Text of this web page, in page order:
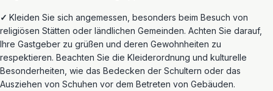
✓ Kleiden Sie sich angemessen, besonders beim Besuch von
religiösen Stätten oder ländlichen Gemeinden. Achten Sie darauf,
Ihre Gastgeber zu grüßen und deren Gewohnheiten zu
respektieren. Beachten Sie die Kleiderordnung und kulturelle
Besonderheiten , wie das Bedecken der Schultern oder das
Ausziehen von Schuhen vor dem Betreten von Gebäuden.